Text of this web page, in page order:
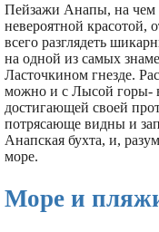
Пейзажи Анапы, на чем
невероятной красотой,
всего разглядеть
на одной из самых
Ласточкином гнезде.
можно и с Лысой горы-
достигающей своей
потрясающе видны и
Анапская бухта, и,
море.
Море и